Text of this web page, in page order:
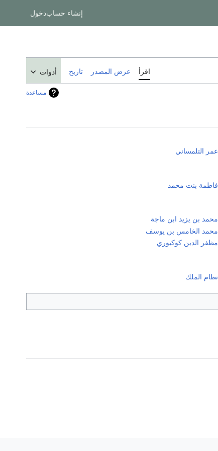
إنشاء حسابدخول
اقرأ عرض المصدر تاريخ أدوات
مساعدة
عمر التلمساني
فاطمة بنت محمد
محمد بن يزيد ابن ماجة
محمد الخامس بن يوسف
مظفر الدين كوكبوري
نظام الملك